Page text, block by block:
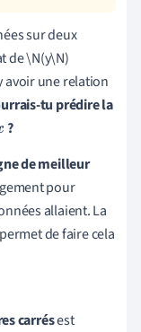
sur deux
de \N(y\N)
avoir une relation
tu prédire la
?
de meilleur
pour
allaient. La
de faire cela
carrésest